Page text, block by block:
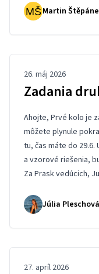
Martin
26. máj 2026
Zadania
Ahojte, Prvé kolo je
môžete plynule
tu, čas máte do
a vzorové riešenia,
Za Prask vedúcich,
Júlia Pleschová
27. apríl 2026